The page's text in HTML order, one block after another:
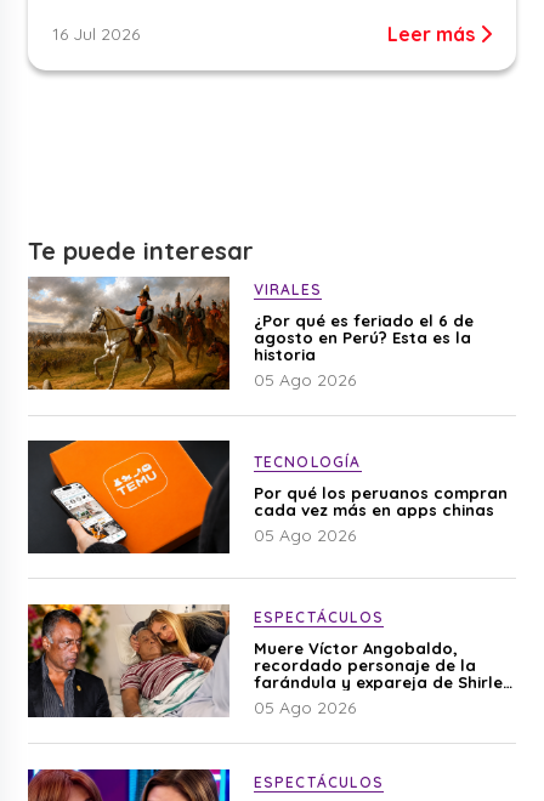
16 Jul 2026 Leer más
Te puede interesar
VIRALES
¿Por qué es feriado el 6 de
agosto en Perú? Esta es la
historia
05 Ago 2026
TECNOLOGÍA
Por qué los peruanos compran
cada vez más en apps chinas
05 Ago 2026
ESPECTÁCULOS
Muere Víctor Angobaldo,
recordado personaje de la
farándula y expareja de Shirley
Cherres
05 Ago 2026
ESPECTÁCULOS